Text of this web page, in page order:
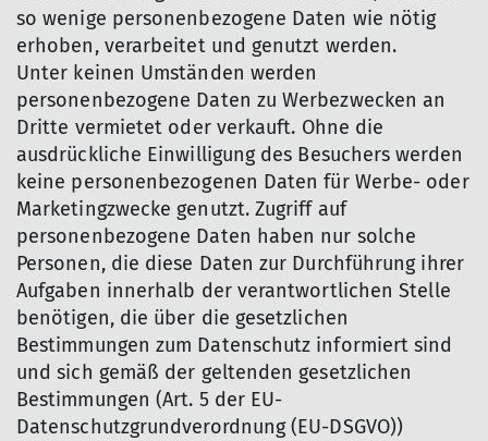
so wenige personenbezogene Daten wie nötig
erhoben, verarbeitet und genutzt werden.
Unter keinen Umständen werden
personenbezogene Daten zu Werbezwecken an
Dritte vermietet oder verkauft. Ohne die
ausdrückliche Einwilligung des Besuchers werden
keine personenbezogenen Daten für Werbe- oder
Marketingzwecke genutzt. Zugriff auf
personenbezogene Daten haben nur solche
Personen, die diese Daten zur Durchführung ihrer
Aufgaben innerhalb der verantwortlichen Stelle
benötigen, die über die gesetzlichen
Bestimmungen zum Datenschutz informiert sind
und sich gemäß der geltenden gesetzlichen
Bestimmungen (Art. 5 der EU-
Datenschutzgrundverordnung (EU-DSGVO))